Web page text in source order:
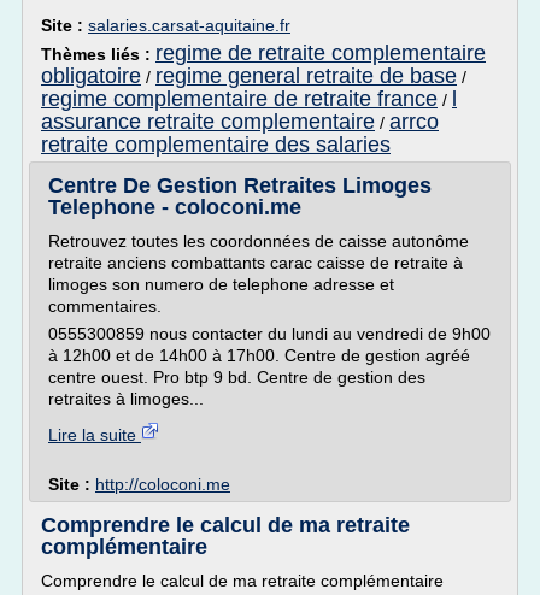
Site : salaries.carsat-aquitaine.fr
Thèmes liés : regime de retraite complementaire
obligatoire / regime general retraite de base /
regime complementaire de retraite france /
assurance retraite complementaire / arrco
retraite complementaire des salaries
Centre De Gestion Retraites Limoges
Telephone - coloconi.me
Retrouvez toutes les coordonnées de caisse autonôme
retraite anciens combattants carac caisse de retraite à
limoges son numero de telephone adresse et
commentaires.
0555300859 nous contacter du lundi au vendredi de 9h00
à 12h00 et de 14h00 à 17h00. Centre de gestion agréé
centre ouest. Pro btp 9 bd. Centre de gestion des
retraites à limoges...
Lire la suite
Site : http://coloconi.me
Comprendre le calcul de ma retraite
complémentaire
Comprendre le calcul de ma retraite complémentaire